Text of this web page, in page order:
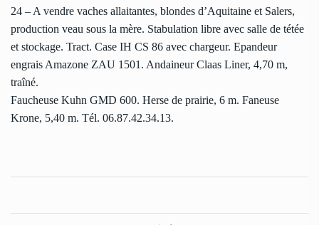
24 – A vendre vaches allaitantes, blondes d’Aquitaine et Salers,
production veau sous la mère. Stabulation libre avec salle de tétée
et stockage. Tract. Case IH CS 86 avec chargeur. Epandeur
engrais Amazone ZAU 1501. Andaineur Claas Liner, 4,70 m,
traîné.
Faucheuse Kuhn GMD 600. Herse de prairie, 6 m. Faneuse
Krone, 5,40 m. Tél. 06.87.42.34.13.